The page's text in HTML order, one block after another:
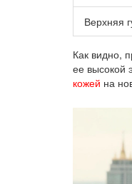
Верхняя
Как видно,
ее высокой
кожей на